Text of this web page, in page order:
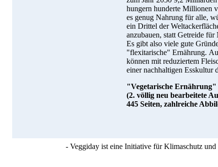
hungern hunderte Millionen
es genug Nahrung für alle,
ein Drittel der
anzubauen, statt Getreide für
Es gibt also viele gute
"flexitarische" Ernährung.
können mit reduziertem
einer nachhaltigen Esskultur
"Vegetarische
(2. völlig neu bearbeitete
445 Seiten, zahlreiche
- Veggiday ist eine Initiative für Klimaschutz